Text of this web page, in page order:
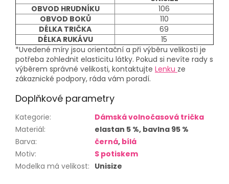
OBVOD HRUDNÍKU
106
OBVOD BOKŮ
110
DÉLKA TRIČKA
69
DÉLKA RUKÁVU
15
*Uvedené míry jsou orientační a při výběru velikosti je
potřeba zohlednit elasticitu látky. Pokud si nevíte rady s
výběrem správné velikosti, kontaktujte Lenku ze
zákaznické podpory, ráda vám poradí.
Doplňkové parametry
Kategorie:
Dámská volnočasová trička
Materiál:
elastan 5 %, bavlna 95 %
Barva: černá, bílá
Motiv:
S potiskem
Modelka má velikost: Unisize